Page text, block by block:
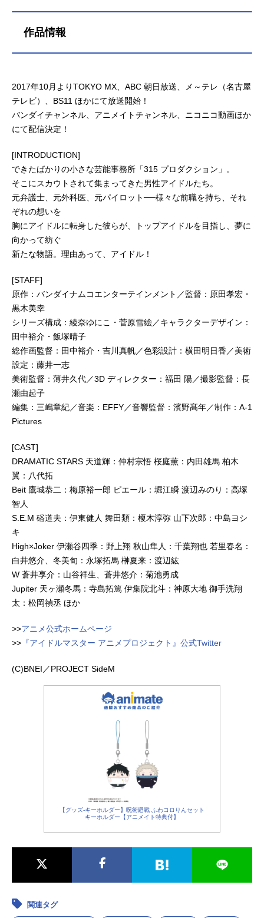
作品情報
2017年10月よりTOKYO MX、ABC 朝日放送、メ～テレ（名古屋
テレビ）、BS11 ほかにて放送開始！
バンダイチャンネル、アニメイトチャンネル、ニコニコ動画ほか
にて配信決定！
[INTRODUCTION]
できたばかりの小さな芸能事務所「315 プロダクション」。
そこにスカウトされて集まってきた男性アイドルたち。
元弁護士、元外科医、元パイロット──様々な前職を持ち、それ
ぞれの想いを
胸にアイドルに転身した彼らが、トップアイドルを目指し、夢に
向かって紡ぐ
新たな物語。理由あって、アイドル！
[STAFF]
原作：バンダイナムコエンターテインメント／監督：原田孝宏・
黒木美幸
シリーズ構成：綾奈ゆにこ・菅原雪絵／キャラクターデザイン：
田中裕介・飯塚晴子
総作画監督：田中裕介・吉川真帆／色彩設計：横田明日香／美術
設定：藤井一志
美術監督：薄井久代／3D ディレクター：福田 陽／撮影監督：長
瀬由起子
編集：三嶋章紀／音楽：EFFY／音響監督：濱野髙年／制作：A-1
Pictures
[CAST]
DRAMATIC STARS 天道輝：仲村宗悟 桜庭薫：内田雄馬 柏木
翼：八代拓
Beit 鷹城恭二：梅原裕一郎 ピエール：堀江瞬 渡辺みのり：高塚
智人
S.E.M 硲道夫：伊東健人 舞田類：榎木淳弥 山下次郎：中島ヨシ
キ
High×Joker 伊瀬谷四季：野上翔 秋山隼人：千葉翔也 若里春名：
白井悠介、冬美旬：永塚拓馬 榊夏来：渡辺紘
W 蒼井享介：山谷祥生、蒼井悠介：菊池勇成
Jupiter 天ヶ瀬冬馬：寺島拓篤 伊集院北斗：神原大地 御手洗翔
太：松岡禎丞 ほか
>>アニメ公式ホームページ
>> 『アイドルマスター アニメプロジェクト』公式Twitter
(C)BNEI／PROJECT SideM
【グッズ-キーホルダー】呪術廻戦 ふわコロりんセット
キーホルダー【アニメイト特典付】
関連タグ